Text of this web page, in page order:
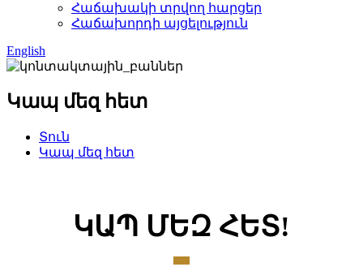
Հաճախակի տրվող հարցեր
Հաճախորդի այցելություն
English
Կապ մեզ հետ
Տուն
Կապ մեզ հետ
ԿԱՊ ՄԵԶ ՀԵՏ!